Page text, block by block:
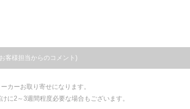
客様担当からのコメント)
カーお取り寄せになります。
に2～3週間程度必要な場合もございます。